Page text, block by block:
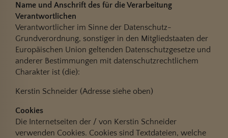
Name und Anschrift des für die Verarbeitung
Verantwortlichen
Verantwortlicher im Sinne der Datenschutz-
Grundverordnung, sonstiger in den Mitgliedstaaten der
Europäischen Union geltenden Datenschutzgesetze und
anderer Bestimmungen mit datenschutzrechtlichem
Charakter ist (die):
Kerstin Schneider (Adresse siehe oben)
Cookies
Die Internetseiten der / von Kerstin Schneider
verwenden Cookies. Cookies sind Textdateien, welche